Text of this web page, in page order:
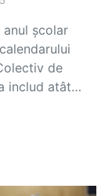
școlar
de
includ atât…